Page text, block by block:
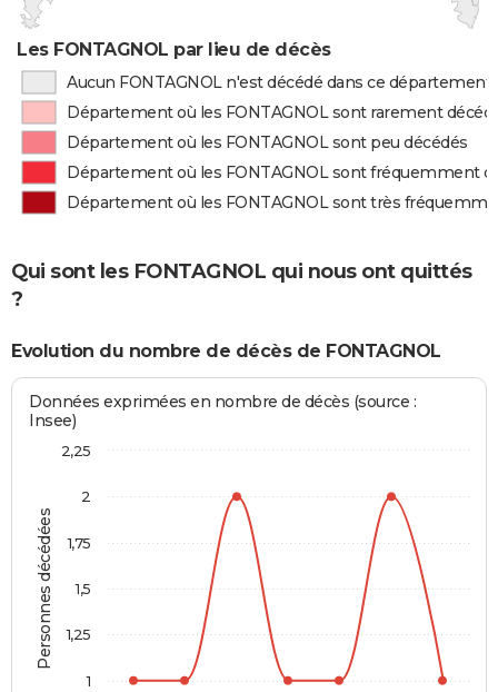
Les FONTAGNOL par lieu de décès
Aucun FONTAGNOL n'est décédé dans ce département
Département où les FONTAGNOL sont rarement
Département où les FONTAGNOL sont peu décédés
Département où les FONTAGNOL sont fréquemment
Département où les FONTAGNOL sont très
Qui sont les FONTAGNOL qui nous ont quittés
?
Evolution du nombre de décès de FONTAGNOL
Personnes décédées
Données exprimées en nombre de décès (source :
Insee)
1
1,25
1,5
1,75
2
2,25